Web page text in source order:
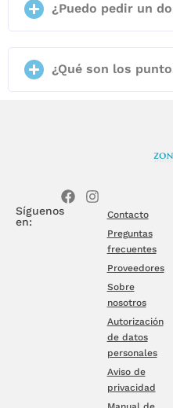
¿Puedo pedir un
¿Qué son los
Síguenos
en:
Contacto
Preguntas
frecuentes
Proveedores
Sobre
nosotros
Autorización
de datos
personales
Aviso de
privacidad